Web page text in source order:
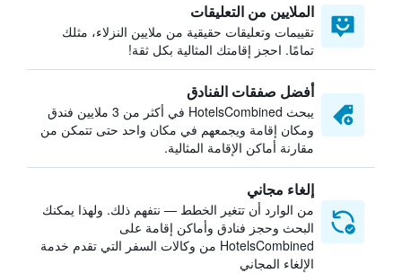
الملايين من التعليقات
تقييمات وتعليقات حقيقية من ملايين النزلاء، مثلك
تمامًا. احجز إقامتك المثالية بكل ثقة!
أفضل صفقات الفنادق
يبحث HotelsCombined في أكثر من 3 ملايين فندق
ومكان إقامة ويجمعهم في مكان واحد حتى تتمكن من
مقارنة أماكن الإقامة المثالية.
إلغاء مجاني
من الوارد أن تتغير الخطط — نتفهم ذلك. ولهذا يمكنك
البحث وحجز فنادق وأماكن إقامة على
HotelsCombined من وكالات السفر التي تقدم خدمة
الإلغاء المجاني